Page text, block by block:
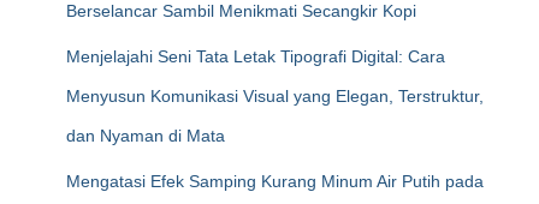
Berselancar Sambil Menikmati Secangkir Kopi
Menjelajahi Seni Tata Letak Tipografi Digital: Cara
Menyusun Komunikasi Visual yang Elegan, Terstruktur,
dan Nyaman di Mata
Mengatasi Efek Samping Kurang Minum Air Putih pada